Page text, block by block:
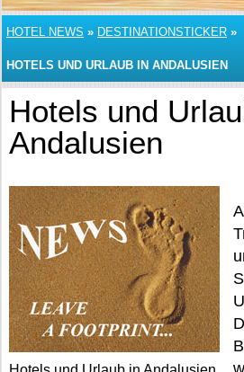
HOTEL NEWS » DESTINATIONSTICKER »
HOTELS UND URLAUB IN ANDALUSIEN
Hotels und
Andalusien